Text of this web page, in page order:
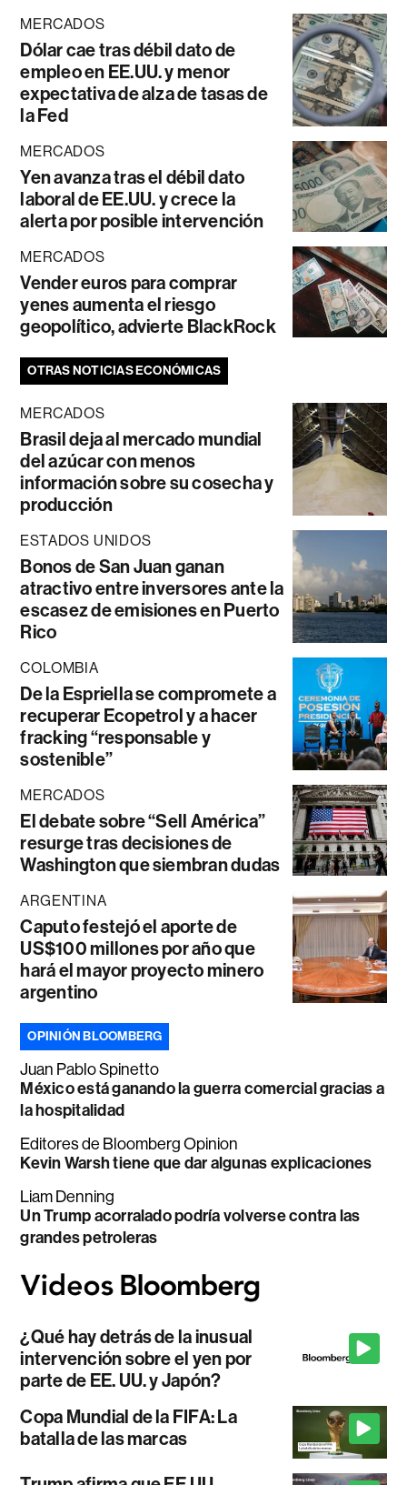
MERCADOS
Dólar cae tras débil dato de
empleo en EE.UU. y menor
expectativa de alza de tasas de
la Fed
MERCADOS
Yen avanza tras el débil dato
laboral de EE.UU. y crece la
alerta por posible intervención
MERCADOS
Vender euros para comprar
yenes aumenta el riesgo
geopolítico, advierte BlackRock
OTRAS NOTICIAS ECONÓMICAS
MERCADOS
Brasil deja al mercado mundial
del azúcar con menos
información sobre su cosecha y
producción
ESTADOS UNIDOS
Bonos de San Juan ganan
atractivo entre inversores ante la
escasez de emisiones en Puerto
Rico
COLOMBIA
De la Espriella se compromete a
recuperar Ecopetrol y a hacer
fracking “responsable y
sostenible”
MERCADOS
El debate sobre “Sell América”
resurge tras decisiones de
Washington que siembran dudas
ARGENTINA
Caputo festejó el aporte de
US$100 millones por año que
hará el mayor proyecto minero
argentino
OPINIÓN BLOOMBERG
Juan Pablo Spinetto
México está ganando la guerra comercial gracias a
la hospitalidad
Editores de Bloomberg Opinion
Kevin Warsh tiene que dar algunas explicaciones
Liam Denning
Un Trump acorralado podría volverse contra las
grandes petroleras
¿Qué hay detrás de la inusual
intervención sobre el yen por
parte de EE. UU. y Japón?
Copa Mundial de la FIFA: La
batalla de las marcas